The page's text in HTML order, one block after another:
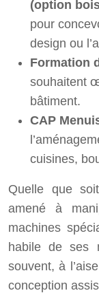
(option
pour
design ou
Formation
souhaitent
bâtiment.
CAP
cuisines,
Quelle que
amené à
machines
habile de ses
souvent, à
conception